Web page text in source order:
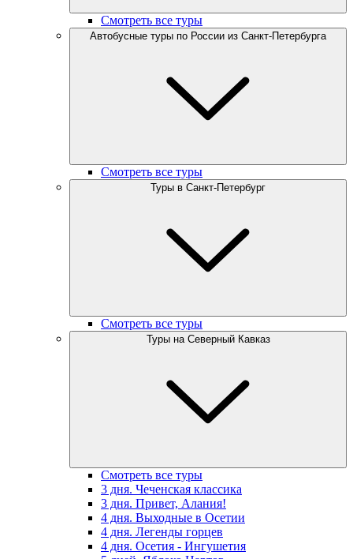
Смотреть все туры
Автобусные туры по России из Санкт-Петербурга
Смотреть все туры
Туры в Санкт-Петербург
Смотреть все туры
Туры на Северный Кавказ
Смотреть все туры
3 дня. Чеченская классика
3 дня. Привет, Алания!
4 дня. Выходные в Осетии
4 дня. Легенды горцев
4 дня. Осетия - Ингушетия